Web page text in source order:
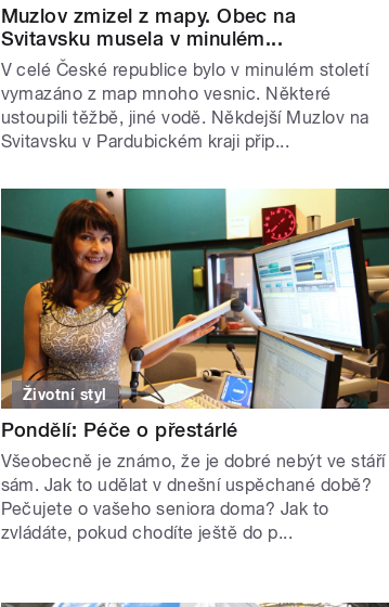
Muzlov zmizel z mapy. Obec na
Svitavsku musela v minulém...
V celé České republice bylo v minulém století
vymazáno z map mnoho vesnic. Některé
ustoupili těžbě, jiné vodě. Někdejší Muzlov na
Svitavsku v Pardubickém kraji přip...
Životní styl
Pondělí: Péče o přestárlé
Všeobecně je známo, že je dobré nebýt ve stáří
sám. Jak to udělat v dnešní uspěchané době?
Pečujete o vašeho seniora doma? Jak to
zvládáte, pokud chodíte ještě do p...